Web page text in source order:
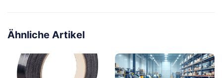
Ähnliche Artikel